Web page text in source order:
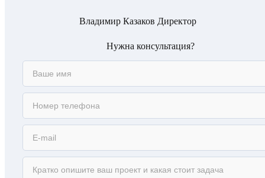
Владимир Казаков Директор
Нужна консультация?